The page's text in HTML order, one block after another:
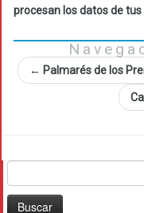
procesan los datos de
← Palmarés de los